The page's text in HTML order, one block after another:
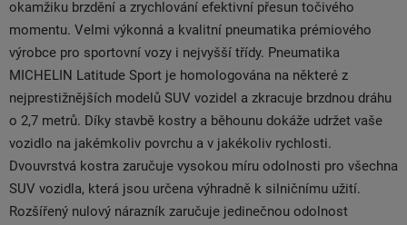
okamžiku brzdění a zrychlování efektivní přesun točivého
momentu. Velmi výkonná a kvalitní pneumatika prémiového
výrobce pro sportovní vozy i nejvyšší třídy. Pneumatika
MICHELIN Latitude Sport je homologována na některé z
nejprestižnějších modelů SUV vozidel a zkracuje brzdnou dráhu
o 2,7 metrů. Díky stavbě kostry a běhounu dokáže udržet vaše
vozidlo na jakémkoliv povrchu a v jakékoliv rychlosti.
Dvouvrstvá kostra zaručuje vysokou míru odolnosti pro všechna
SUV vozidla, která jsou určena výhradně k silničnímu užití.
Rozšířený nulový nárazník zaručuje jedinečnou odolnost